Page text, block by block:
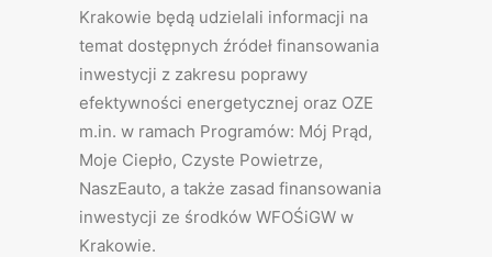
Krakowie będą udzielali informacji na
temat dostępnych źródeł finansowania
inwestycji z zakresu poprawy
efektywności energetycznej oraz OZE
m.in. w ramach Programów: Mój Prąd,
Moje Ciepło, Czyste Powietrze,
NaszEauto, a także zasad finansowania
inwestycji ze środków WFOŚiGW w
Krakowie.